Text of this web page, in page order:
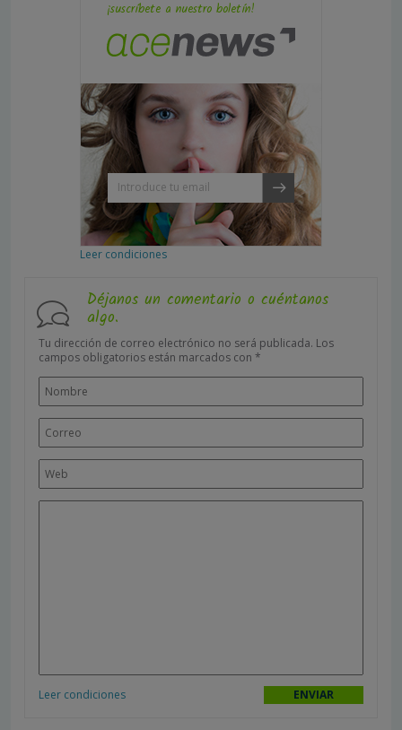
¡suscríbete a nuestro boletín!
Leer condiciones
Déjanos un comentario o cuéntanos
algo.
Tu dirección de correo electrónico no será publicada. Los
campos obligatorios están marcados con *
Leer condiciones